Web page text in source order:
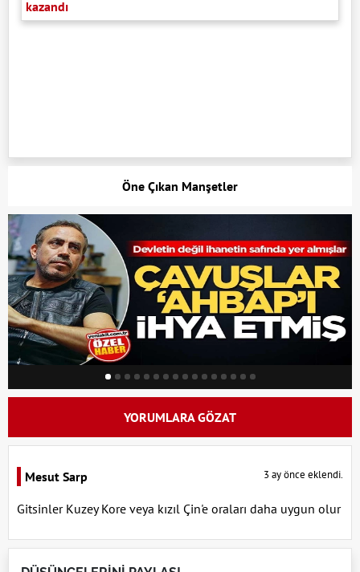
kazandı
Öne Çıkan Manşetler
YORUMLARA GÖZAT
Mesut Sarp 3 ay önce eklendi.
Gitsinler Kuzey Kore veya kızıl Çin'e oraları daha uygun olur